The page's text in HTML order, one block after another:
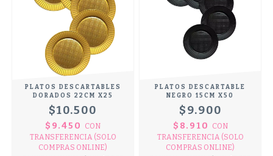
PLATOS DESCARTABLES
DORADOS 22CM X25
$10.500
$9.450
CON
TRANSFERENCIA (SOLO
COMPRAS ONLINE)
PLATOS DESCARTABLE
NEGRO 15CM X50
$9.900
$8.910
CON
TRANSFERENCIA (SOLO
COMPRAS ONLINE)